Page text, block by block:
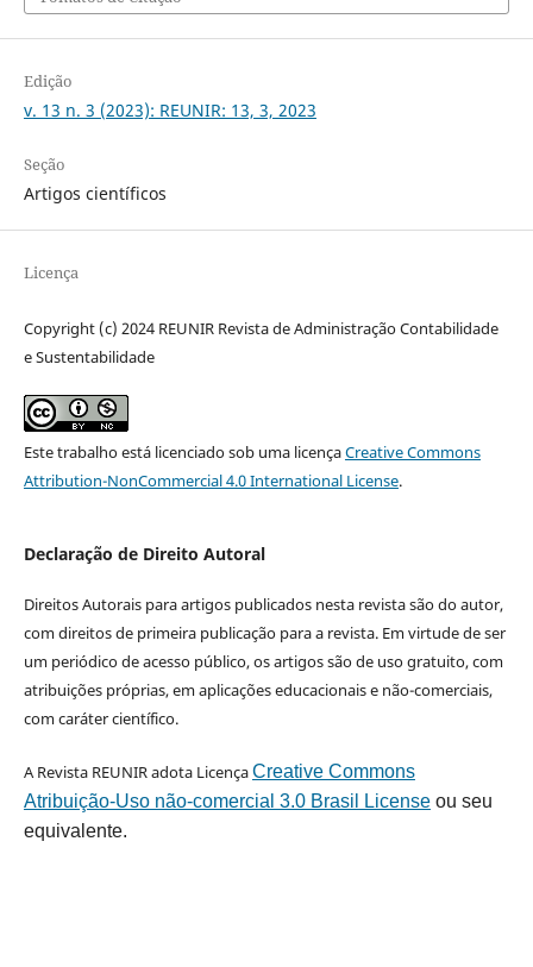
Edição
v. 13 n. 3 (2023): REUNIR: 13, 3, 2023
Seção
Artigos científicos
Licença
Copyright (c) 2024 REUNIR Revista de Administração Contabilidade
e Sustentabilidade
Este trabalho está licenciado sob uma licençaCreative Commons
Attribution-NonCommercial 4.0 International License.
Declaração de Direito Autoral
Direitos Autorais para artigos publicados nesta revista são do autor,
com direitos de primeira publicação para a revista. Em virtude de ser
um periódico de acesso público, os artigos são de uso gratuito, com
atribuições próprias, em aplicações educacionais e não-comerciais,
com caráter científico.
A Revista REUNIR adota LicençaCreative Commons
Atribuição-Uso não-comercial 3.0 Brasil Licenseou seu
equivalente.